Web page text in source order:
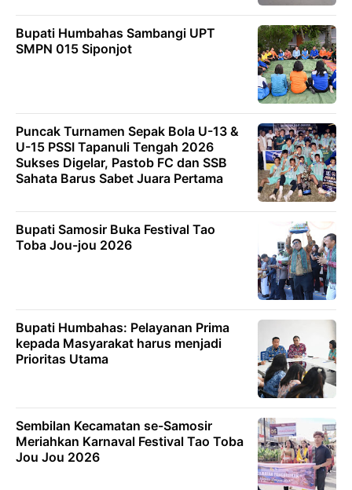
Bupati Humbahas Sambangi UPT
SMPN 015 Siponjot
Puncak Turnamen Sepak Bola U-13 &
U-15 PSSI Tapanuli Tengah 2026
Sukses Digelar, Pastob FC dan SSB
Sahata Barus Sabet Juara Pertama
Bupati Samosir Buka Festival Tao
Toba Jou-jou 2026
Bupati Humbahas: Pelayanan Prima
kepada Masyarakat harus menjadi
Prioritas Utama
Sembilan Kecamatan se-Samosir
Meriahkan Karnaval Festival Tao Toba
Jou Jou 2026